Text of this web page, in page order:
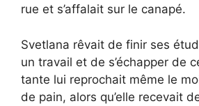
rue et s’affalait sur le canapé.
Svetlana rêvait de finir ses
un travail et de s’échapper de
tante lui reprochait même le
de pain, alors qu’elle recevait